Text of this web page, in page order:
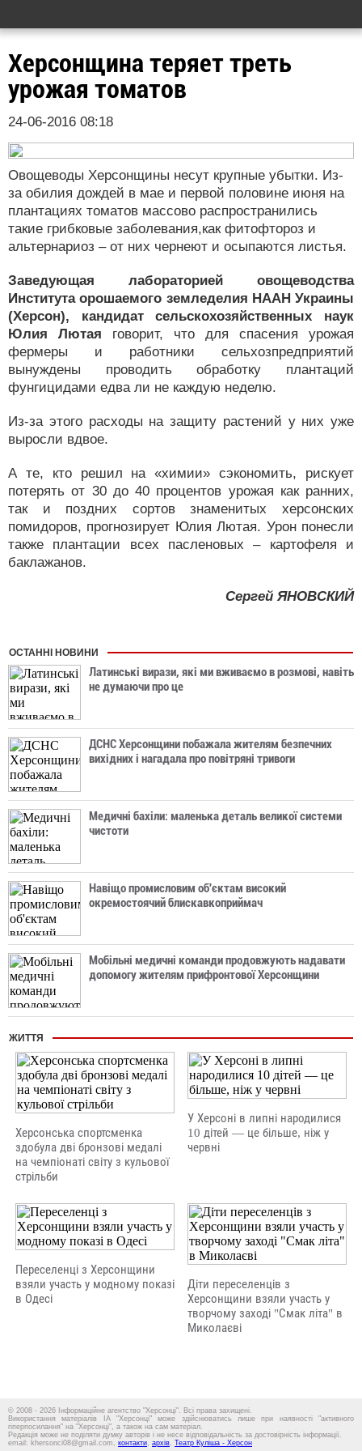
Херсонщина теряет треть
урожая томатов
24-06-2016 08:18
Овощеводы Херсонщины несут крупные убытки. Из-
за обилия дождей в мае и первой половине июня на
плантациях томатов массово распространились
такие грибковые заболевания,как фитофтороз и
альтернариоз – от них чернеют и осыпаются листья.
Заведующая лабораторией овощеводства
Института орошаемого земледелия НААН Украины
(Херсон), кандидат сельскохозяйственных наук
Юлия Лютая говорит, что для спасения урожая
фермеры и работники сельхозпредприятий
вынуждены проводить обработку плантаций
фунгицидами едва ли не каждую неделю.
Из-за этого расходы на защиту растений у них уже
выросли вдвое.
А те, кто решил на «химии» сэкономить, рискует
потерять от 30 до 40 процентов урожая как ранних,
так и поздних сортов знаменитых херсонских
помидоров, прогнозирует Юлия Лютая. Урон понесли
также плантации всех пасленовых – картофеля и
баклажанов.
Сергей ЯНОВСКИЙ
ОСТАННІ НОВИНИ
Латинські вирази, які ми вживаємо в розмові, навіть
не думаючи про це
ДСНС Херсонщини побажала жителям безпечних
вихідних і нагадала про повітряні тривоги
Медичні бахіли: маленька деталь великої системи
чистоти
Навіщо промисловим об'єктам високий
окремостоячий блискавкоприймач
Мобільні медичні команди продовжують надавати
допомогу жителям прифронтової Херсонщини
ЖИТТЯ
Херсонська спортсменка
здобула дві бронзові медалі
на чемпіонаті світу з кульової
стрільби
У Херсоні в липні народилися
10 дітей — це більше, ніж у
червні
Переселенці з Херсонщини
взяли участь у модному показі
в Одесі
Діти переселенців з
Херсонщини взяли участь у
творчому заході "Смак літа" в
Миколаєві
© 2008 - 2026 Інформаційне агентство "Херсонці". Всі права захищені.
Використання матеріалів ІА "Херсонці" може здійснюватись лише при наявності "активного
гіперпосилання" на "Херсонці", а також на сам матеріал.
Редакція може не поділяти думку авторів і не несе відповідальність за достовірність інформації.
email: khersonci08@gmail.com, контакти, архів, Театр Куліша - Херсон